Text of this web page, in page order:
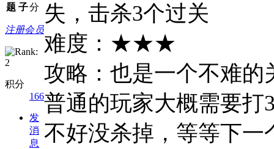
题 子分
注册会员
积分
166
发
消
息
失，击杀3个过关
难度：★★★
攻略：也是一个不难的
普通的玩家大概需要打
不好没杀掉，等等下一